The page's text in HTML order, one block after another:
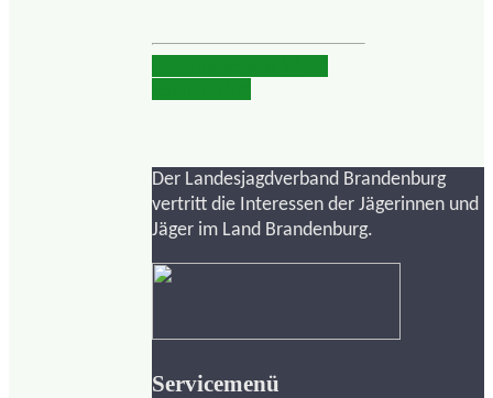
Der Landesjagdverband Brandenburg
vertritt die Interessen der Jägerinnen und
Jäger im Land Brandenburg.
Servicemenü